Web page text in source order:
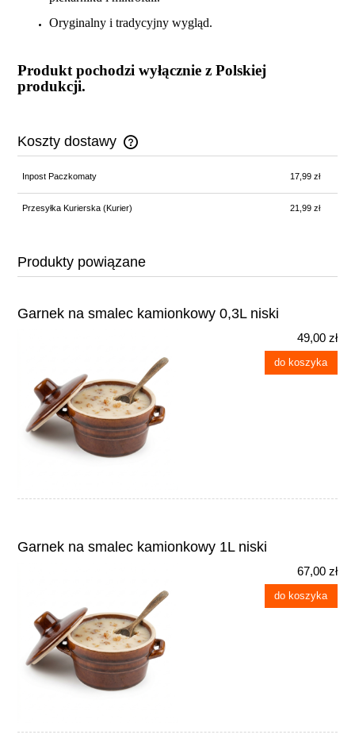
Oryginalny i tradycyjny wygląd.
Produkt pochodzi wyłącznie z Polskiej
produkcji.
Koszty dostawy
Cena nie zawiera ewentualnych kosztów płatności
Inpost Paczkomaty 17,99 zł
Przesyłka Kurierska (Kurier) 21,99 zł
Produkty powiązane
Garnek na smalec kamionkowy 0,3L niski
49,00 zł
do koszyka
Garnek na smalec kamionkowy 1L niski
67,00 zł
do koszyka